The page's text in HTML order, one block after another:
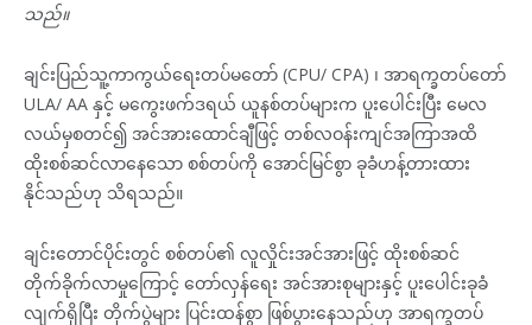
သည်။
ချင်းပြည်သူ့ကာကွယ်ရေးတပ်မတော် (CPU/ CPA) ၊ အာရက္ခတပ်တော်
ULA/ AA နှင့် မကွေးဖက်ဒရယ် ယူနစ်တပ်များက ပူးပေါင်းပြီး မေလ
လယ်မှစတင်၍ အင်အားထောင်ချီဖြင့် တစ်လဝန်းကျင်အကြာအထိ
ထိုးစစ်ဆင်လာနေသော စစ်တပ်ကို အောင်မြင်စွာ ခုခံဟန့်တားထား
နိုင်သည်ဟု သိရသည်။
ချင်းတောင်ပိုင်းတွင် စစ်တပ်၏ လူလှိုင်းအင်အားဖြင့် ထိုးစစ်ဆင်
တိုက်ခိုက်လာမှုကြောင့် တော်လှန်ရေး အင်အားစုများနှင့် ပူးပေါင်းခုခံ
လျက်ရှိပြီး တိုက်ပွဲများ ပြင်းထန်စွာ ဖြစ်ပွားနေသည်ဟု အာရက္ခတပ်